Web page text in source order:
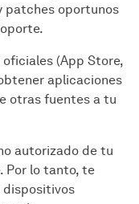
patches oportunos
(App Store,
aplicaciones
otras fuentes a tu
autorizado de tu
Por lo tanto, te
dispositivos